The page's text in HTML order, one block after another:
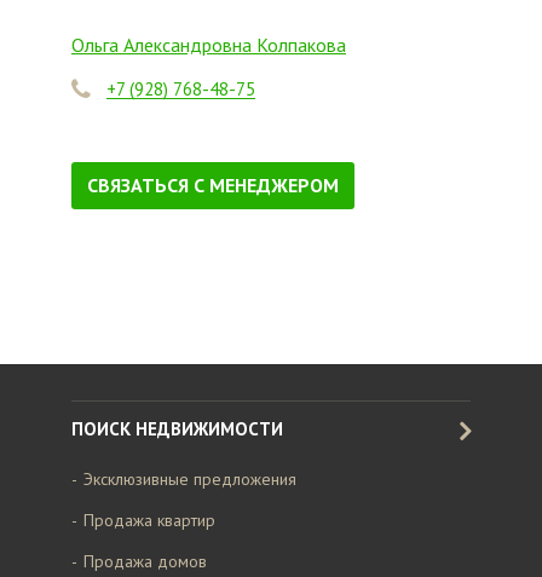
Ольга Александровна Колпакова
+7 (928) 768-48-75
СВЯЗАТЬСЯ С МЕНЕДЖЕРОМ
ПОИСК НЕДВИЖИМОСТИ
Эксклюзивные предложения
Продажа квартир
Продажа домов